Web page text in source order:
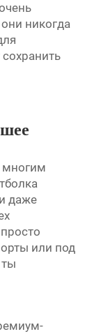
никогда
даже
или под
ты